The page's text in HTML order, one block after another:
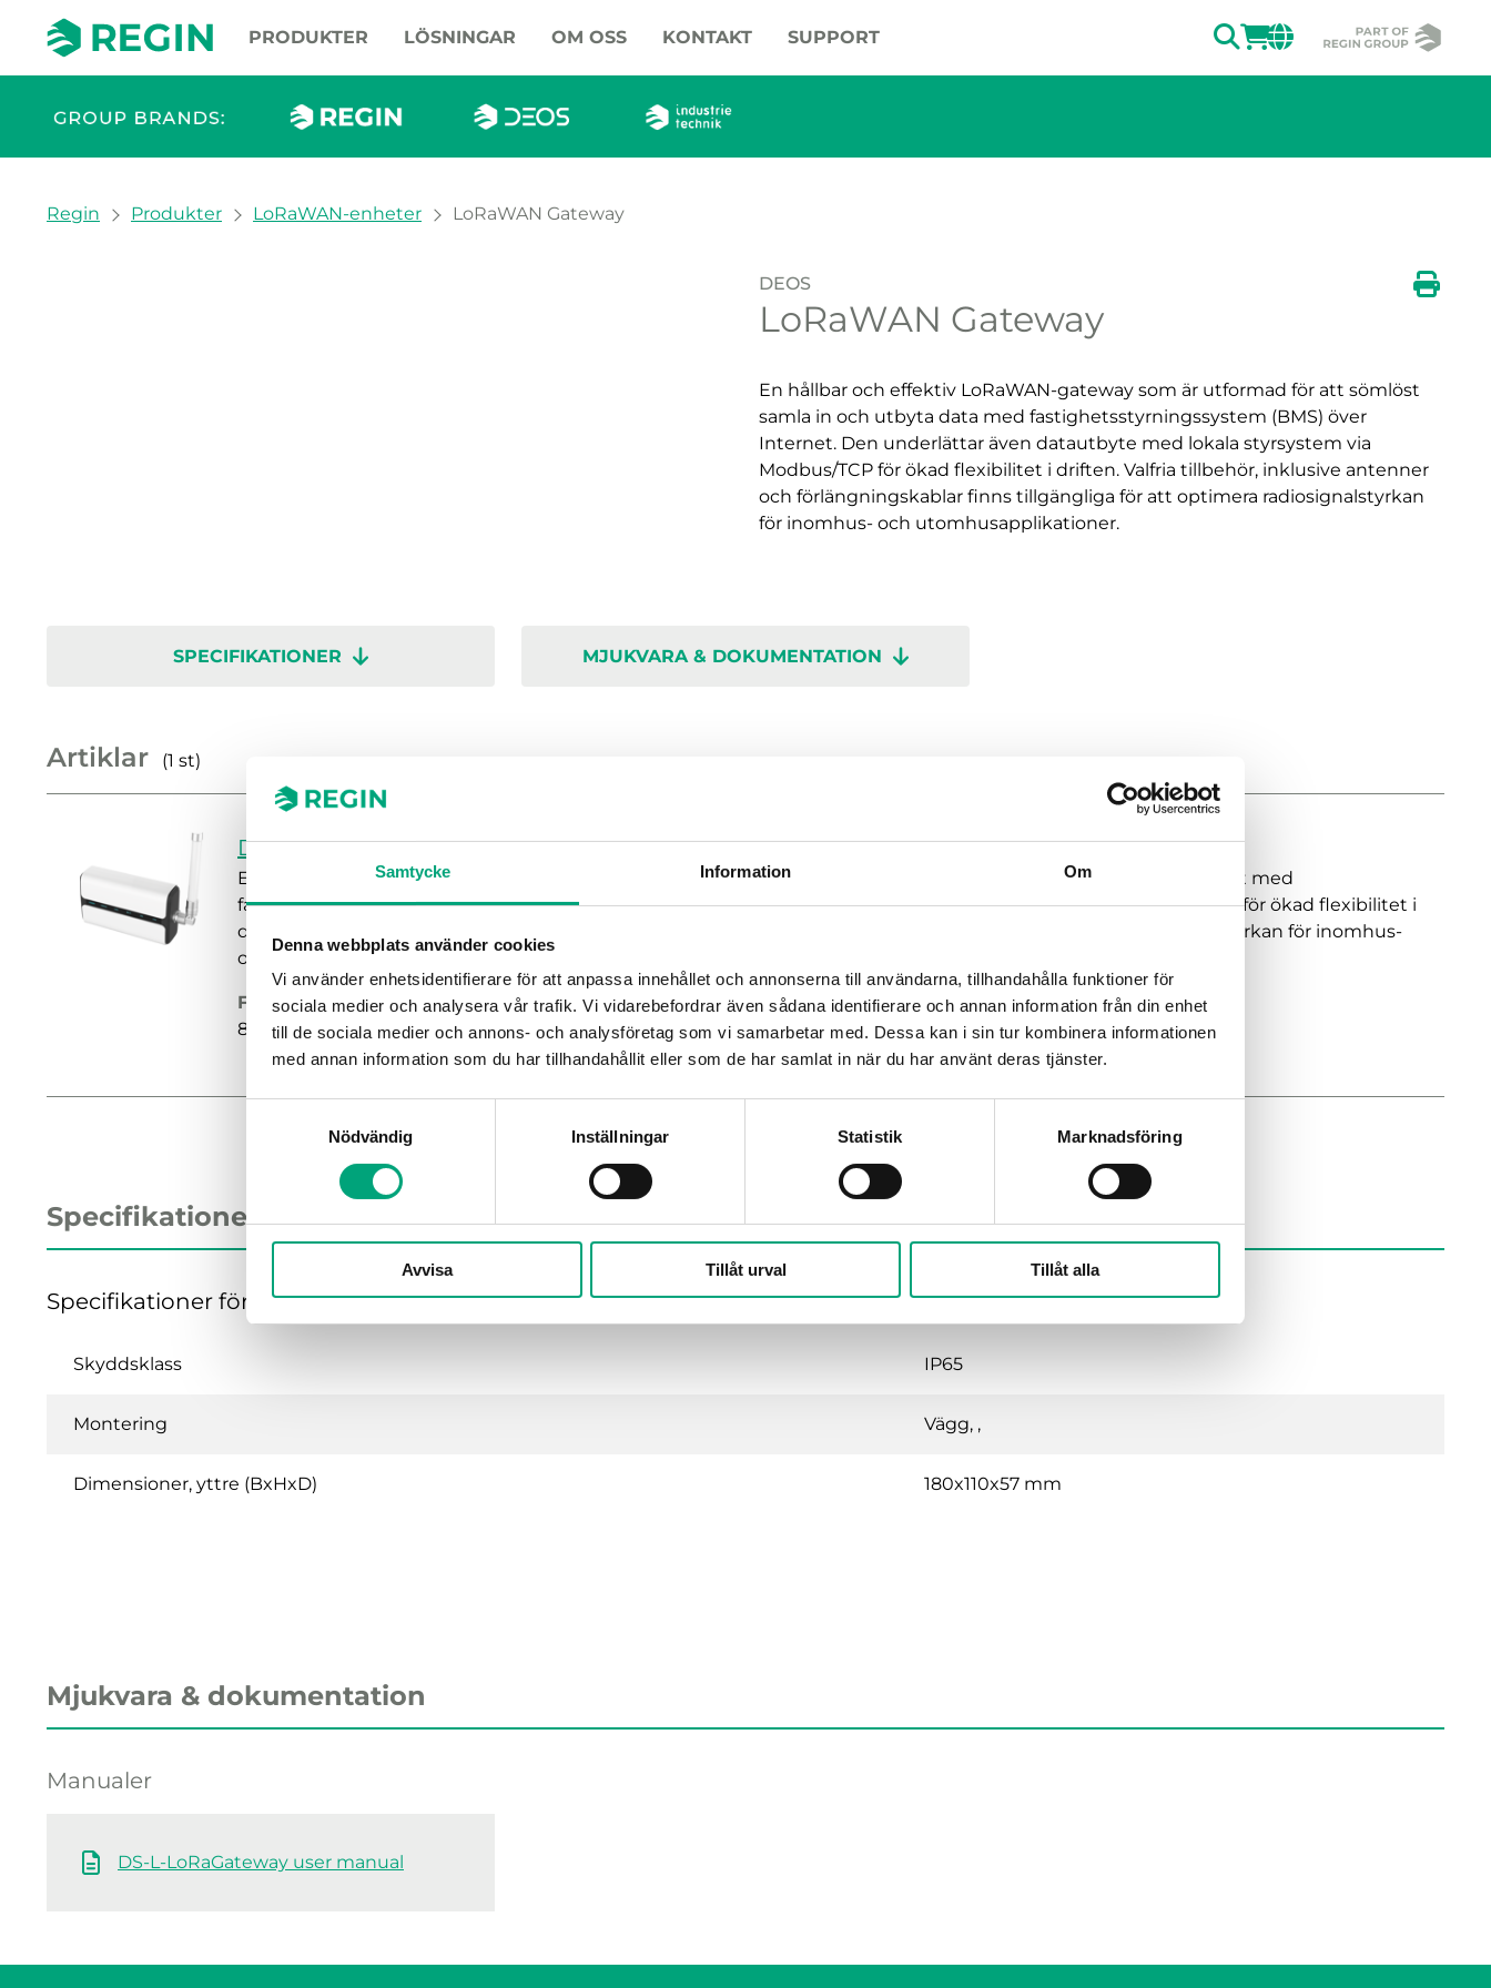
Samtycke Information Om
Denna webbplats använder cookies
Vi använder enhetsidentifierare för att anpassa innehållet och annonserna till användarna, tillhandahålla funktioner för
sociala medier och analysera vår trafik. Vi vidarebefordrar även sådana identifierare och annan information från din enhet
till de sociala medier och annons- och analysföretag som vi samarbetar med. Dessa kan i sin tur kombinera informationen
med annan information som du har tillhandahållit eller som de har samlat in när du har använt deras tjänster.
Nödvändig
Inställningar Statistik Marknadsföring
Avvisa Tillåt urval Tillåt alla
PRODUKTER LÖSNINGAR OM OSS KONTAKT SUPPORT SÖKLOGGA IN
CHANGE
You are here:
Regin Produkter LoRaWAN-enheter LoRaWAN Gateway
DEOS
LoRaWAN Gateway
En hållbar och effektiv LoRaWAN-gateway som är utformad för att sömlöst
samla in och utbyta data med fastighetsstyrningssystem (BMS) över
Internet. Den underlättar även datautbyte med lokala styrsystem via
Modbus/TCP för ökad flexibilitet i driften. Valfria tillbehör, inklusive antenner
och förlängningskablar finns tillgängliga för att optimera radiosignalstyrkan
för inomhus- och utomhusapplikationer.
SPECIFIKATIONER MJUKVARA & DOKUMENTATION
Artiklar (1 st)
DS-360448
En robust och effektiv LoRaWAN-gateway som är utvecklad för att sömlöst samla in och utbyta data över internet med
fastightsautomationssystemet (BMS). Den kan även kommunicera med det lokala styrsystemet via Modbus/TCP för ökad flexibilitet i
driften. Valfria tillbehör, inklusive antenner och förlängningskablar, finns tillgängliga för att optimera radiosignalstyrkan för inomhus-
och utomhusapplikationer.
Frekvens
868 Mhz
Technology
LoRaWAN
Specifikationer
Specifikationer för LoRaWAN Gateway
Skyddsklass IP65
Montering Vägg, ,
Dimensioner, yttre (BxHxD) 180x110x57 mm
Mjukvara & dokumentation
Manualer
DS-L-LoRaGateway user manual